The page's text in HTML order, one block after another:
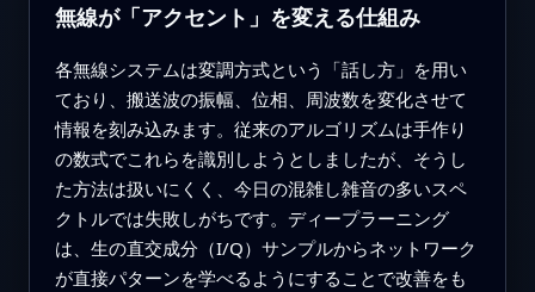
無線が「アクセント」を変える仕組み
各無線システムは変調方式という「話し方」を用い
ており、搬送波の振幅、位相、周波数を変化させて
情報を刻み込みます。従来のアルゴリズムは手作り
の数式でこれらを識別しようとしましたが、そうし
た方法は扱いにくく、今日の混雑し雑音の多いスペ
クトルでは失敗しがちです。ディープラーニング
は、生の直交成分（I/Q）サンプルからネットワーク
が直接パターンを学べるようにすることで改善をも